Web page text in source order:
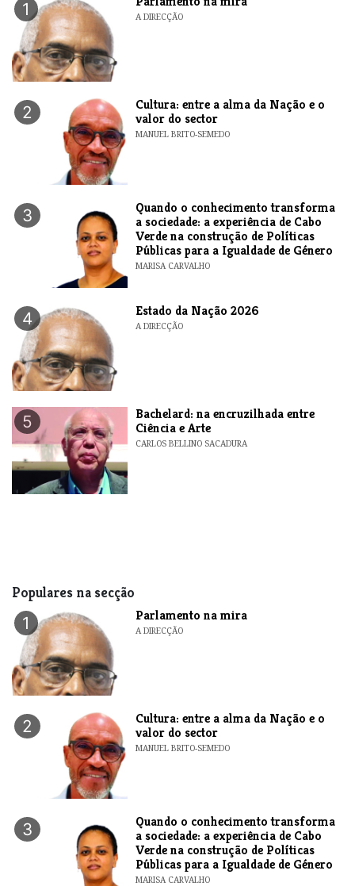
1 A DIRECÇÃO
2
Cultura: entre a alma da Nação e o
valor do sector
MANUEL BRITO-SEMEDO
3
Quando o conhecimento transforma
a sociedade: a experiência de Cabo
Verde na construção de Políticas
Públicas para a Igualdade de Género
MARISA CARVALHO
4 Estado da Nação 2026
A DIRECÇÃO
5
Bachelard: na encruzilhada entre
Ciência e Arte
CARLOS BELLINO SACADURA
Populares na secção
1 Parlamento na mira
A DIRECÇÃO
2
Cultura: entre a alma da Nação e o
valor do sector
MANUEL BRITO-SEMEDO
3
Quando o conhecimento transforma
a sociedade: a experiência de Cabo
Verde na construção de Políticas
Públicas para a Igualdade de Género
MARISA CARVALHO